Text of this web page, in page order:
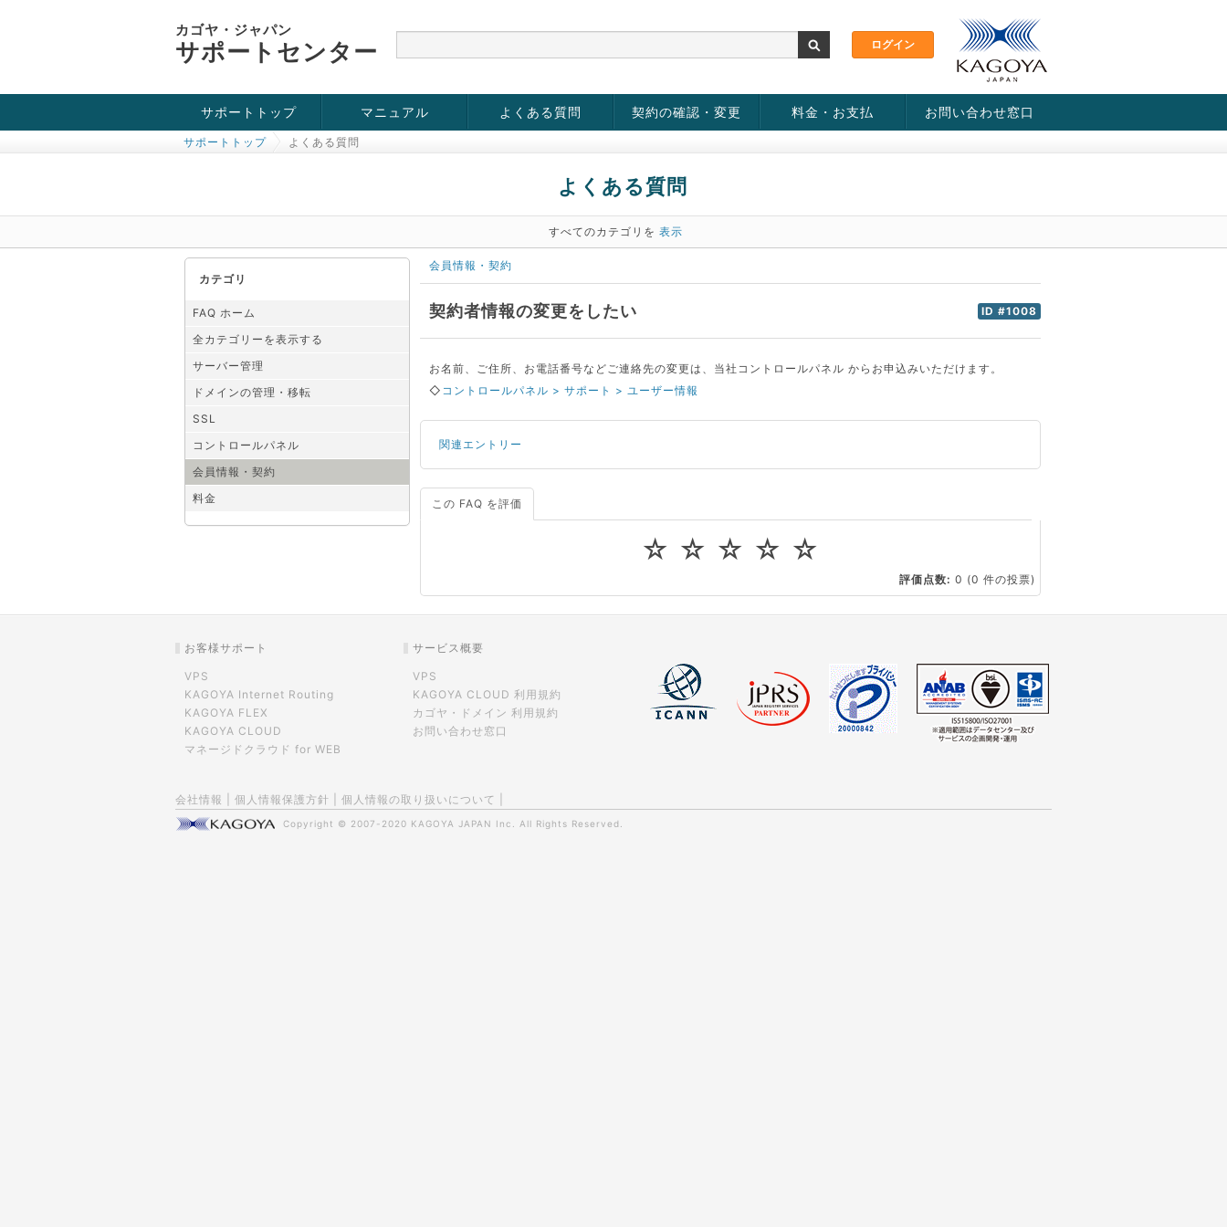
カゴヤ・ジャパン
サポートセンター
サポートトップ
お役立ち情報
チュートリアル
障害・メンテナンス情報
マニュアル よくある質問 契約の確認・変更 料金・お支払 お問い合わせ窓口
サポートトップ よくある質問
よくある質問
すべてのカテゴリを 表示
カテゴリ
FAQ ホーム
全カテゴリーを表示する
サーバー管理
ドメインの管理・移転
SSL
コントロールパネル
会員情報・契約
料金
会員情報・契約
ID #1008
契約者情報の変更をしたい
お名前、ご住所、お電話番号などご連絡先の変更は、当社コントロールパネル からお申込みいただけます。
◇ コントロールパネル > サポート > ユーザー情報
関連エントリー
サーバーが重いので調査してほしい
CPUやメモリをアップグレードしたい
この FAQ を評価
☆
☆
☆
☆
☆
評価点数: 0 (0 件の投票)
お客様サポート
VPS
KAGOYA Internet Routing
KAGOYA FLEX
KAGOYA CLOUD
マネージドクラウド for WEB
サービス概要
VPS
KAGOYA CLOUD 利用規約
カゴヤ・ドメイン 利用規約
お問い合わせ窓口
会社情報 個人情報保護方針 個人情報の取り扱いについて
Copyright © 2007-2020 KAGOYA JAPAN Inc. All Rights Reserved.